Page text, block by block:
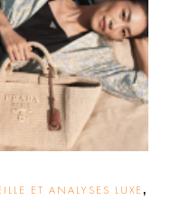
ET ANALYSES LUXE ,